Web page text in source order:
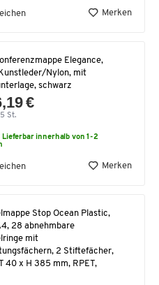
Merken
Elegance,
Nylon, mit
schwarz
€
St.
Lieferbar innerhalb von 1-2
Merken
Stop Ocean Plastic,
28 abnehmbare
mit
2 Stiftefächer,
40 x H 385 mm, RPET,